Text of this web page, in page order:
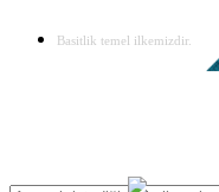
Basitlik temel ilkemizdir.